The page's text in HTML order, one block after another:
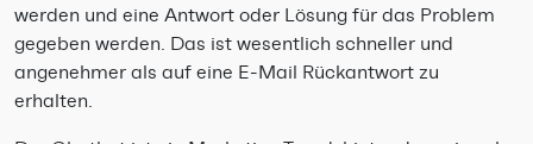
werden und eine Antwort oder Lösung für das Problem
gegeben werden. Das ist wesentlich schneller und
angenehmer als auf eine E-Mail Rückantwort zu
erhalten.